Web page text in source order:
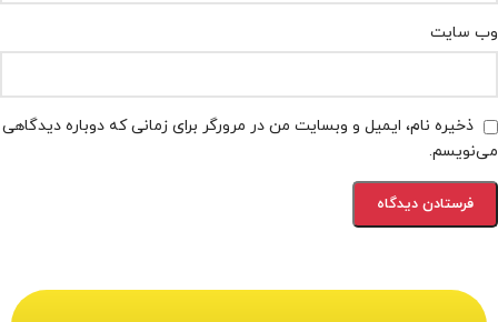
وب‌ سایت
ذخیره نام، ایمیل و وبسایت من در مرورگر برای زمانی که دوباره دیدگاهی
می‌نویسم.